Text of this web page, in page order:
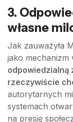
3.
własne
Jak zauważyła
jako mechanizm
odpowiedzialną
rzeczywiście
autorytarnych
systemach
na presję